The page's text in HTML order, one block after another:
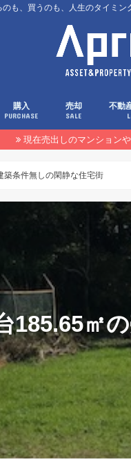
のも、買うのも、人生のタイミン
購入
PURCHASE
売却
SALE
不動
現在売出しのマンション
築条件無しの閑静な住宅街
185.65㎡